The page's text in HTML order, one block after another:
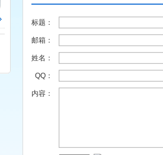
标题：
邮箱：
姓名：
QQ：
内容：